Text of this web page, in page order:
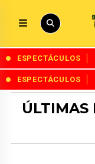
ESPECTÁCULOS
ESPECTÁCULOS
ÚLTIMAS